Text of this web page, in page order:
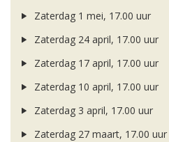
Zaterdag 1 mei, 17.00 uur
Zaterdag 24 april, 17.00 uur
Zaterdag 17 april, 17.00 uur
Zaterdag 10 april, 17.00 uur
Zaterdag 3 april, 17.00 uur
Zaterdag 27 maart, 17.00 uur